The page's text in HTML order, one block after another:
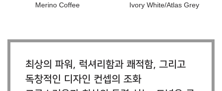
Merino Coffee Ivory White/Atlas Grey
최상의 파워, 럭셔리함과 쾌적함, 그리고
독창적인 디자인 컨셉의 조화